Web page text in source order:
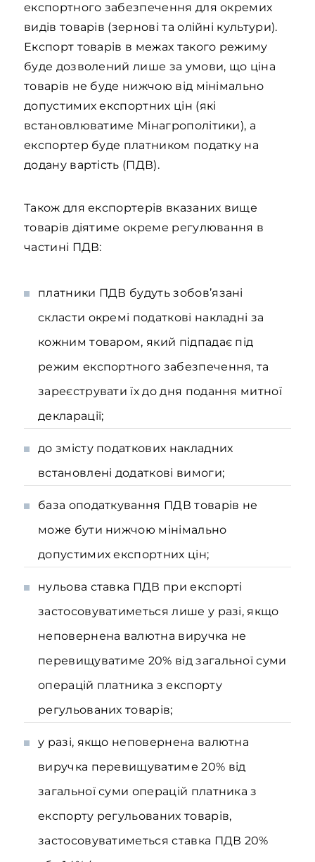
експортного забезпечення для окремих
видів товарів (зернові та олійні культури).
Експорт товарів в межах такого режиму
буде дозволений лише за умови, що ціна
товарів не буде нижчою від мінімально
допустимих експортних цін (які
встановлюватиме Мінагрополітики), а
експортер буде платником податку на
додану вартість (ПДВ).
Також для експортерів вказаних вище
товарів діятиме окреме регулювання в
частині ПДВ:
платники ПДВ будуть зобов’язані
скласти окремі податкові накладні за
кожним товаром, який підпадає під
режим експортного забезпечення, та
зареєструвати їх до дня подання митної
декларації;
до змісту податкових накладних
встановлені додаткові вимоги;
база оподаткування ПДВ товарів не
може бути нижчою мінімально
допустимих експортних цін;
нульова ставка ПДВ при експорті
застосовуватиметься лише у разі, якщо
неповернена валютна виручка не
перевищуватиме 20% від загальної суми
операцій платника з експорту
регульованих товарів;
у разі, якщо неповернена валютна
виручка перевищуватиме 20% від
загальної суми операцій платника з
експорту регульованих товарів,
застосовуватиметься ставка ПДВ 20%